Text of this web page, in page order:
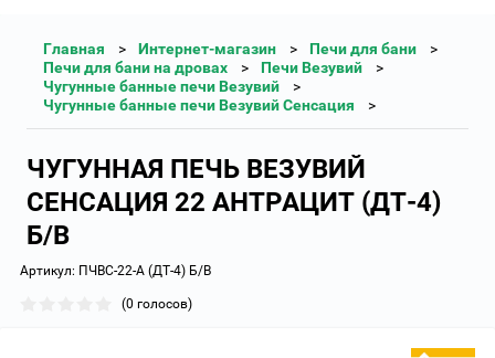
Главная Интернет-магазин
Печи для бани
Печи для бани на дровах
Печи Везувий
Чугунные банные печи Везувий
Чугунные банные печи Везувий Сенсация
ЧУГУННАЯ ПЕЧЬ ВЕЗУВИЙ
СЕНСАЦИЯ 22 АНТРАЦИТ (ДТ-4)
Б/В
Артикул: ПЧВС-22-А (ДТ-4) Б/В
(0 голосов)